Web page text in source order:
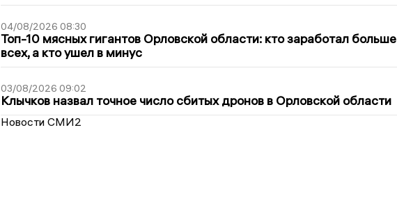
04/08/2026 08:30
Топ-10 мясных гигантов Орловской области: кто заработал больше
всех, а кто ушел в минус
03/08/2026 09:02
Клычков назвал точное число сбитых дронов в Орловской области
Новости СМИ2